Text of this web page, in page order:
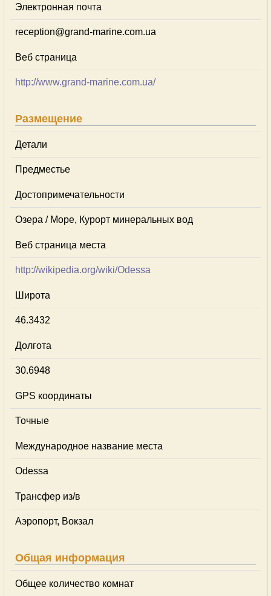
Электронная почта
reception@grand-marine.com.ua
Веб страница
http://www.grand-marine.com.ua/
Размещение
Детали
Предместье
Достопримечательности
Озера / Море, Курорт минеральных вод
Веб страница места
http://wikipedia.org/wiki/Odessa
Широта
46.3432
Долгота
30.6948
GPS координаты
Точные
Международное название места
Odessa
Трансфер из/в
Аэропорт, Вокзал
Общая информация
Общее количество комнат